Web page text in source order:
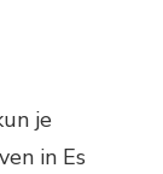
je
in Es